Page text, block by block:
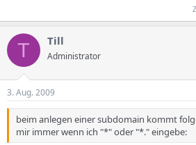
T Till
Administrator
3. Aug. 2009
beim anlegen einer subdomain kommt
mir immer wenn ich "*" oder "*." eingebe: